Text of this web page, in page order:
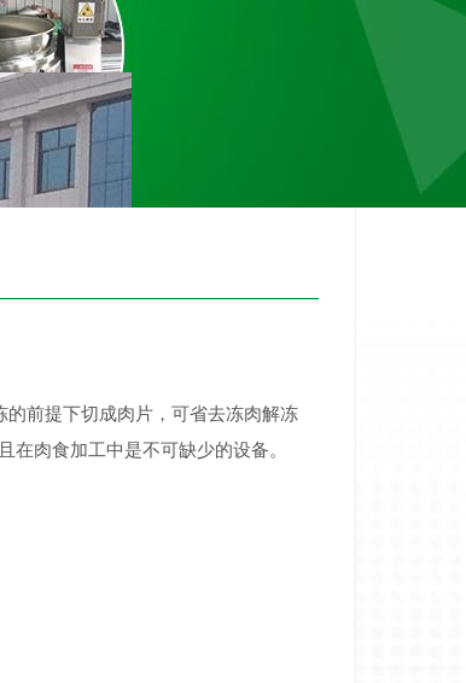
前提下切成肉片，可省去冻肉解冻
肉食加工中是不可缺少的设备。